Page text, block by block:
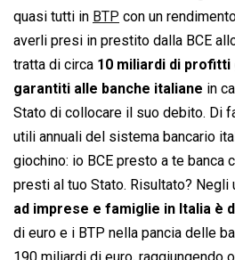
quasi tutti in BTP con un
averli presi in prestito dalla BCE
tratta di circa 10 miliardi di profitti
garantiti alle banche italiane in
Stato di collocare il suo debito. Di
utili annuali del sistema bancario
giochino: io BCE presto a te banca
presti al tuo Stato. Risultato? Negli
ad imprese e famiglie in Italia è
di euro e i BTP nella pancia delle